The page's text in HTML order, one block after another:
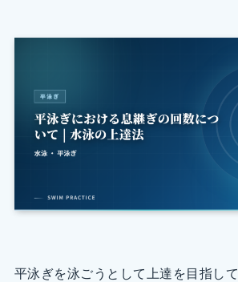
平泳ぎを泳ごうとして上達を目指し